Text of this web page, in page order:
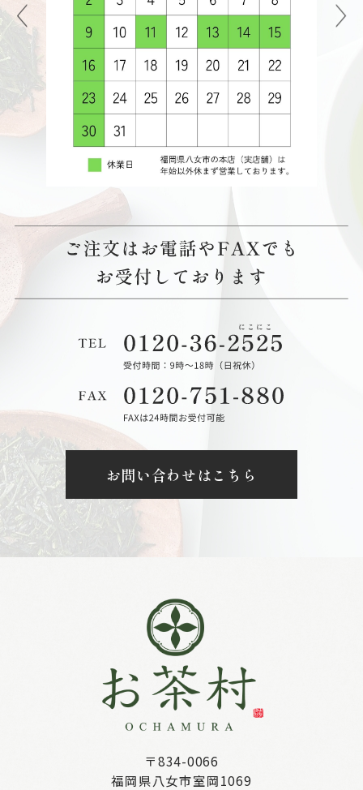
お問い合わせはこちら
〒834-0066
福岡県八女市室岡1069